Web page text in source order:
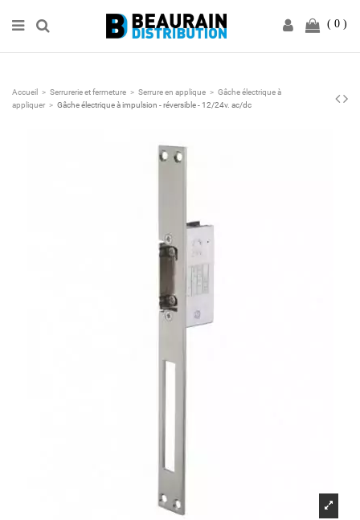
0
Accueil Serrurerie et fermeture Serrure en applique
Gâche électrique à
appliquer
Gâche électrique à impulsion - réversible - 12/24v. ac/dc